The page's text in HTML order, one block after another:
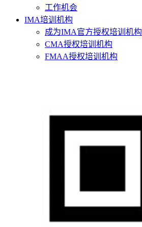
工作机会
IMA培训机构
成为IMA官方授权培训机构
CMA授权培训机构
FMAA授权培训机构